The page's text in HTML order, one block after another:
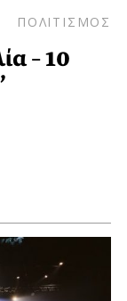
ΠΟΛΙΤΙΣΜΟΣ
– 10